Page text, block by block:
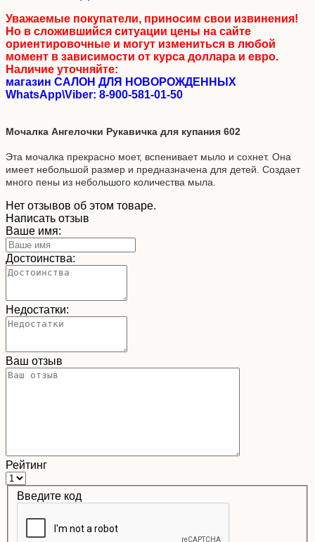
Уважаемые покупатели, приносим свои извинения!
Но в сложившийся ситуации цены на сайте
ориентировочные и могут измениться в любой
момент в зависимости от курса доллара и евро.
Наличие уточняйте:
магазин САЛОН ДЛЯ НОВОРОЖДЕННЫХ
WhatsApp\Viber: 8-900-581-01-50
Мочалка Ангелочки Рукавичка для купания 602
Эта мочалка прекрасно моет, вспенивает мыло и сохнет. Она
имеет небольшой размер и предназначена для детей. Создает
много пены из небольшого количества мыла.
Нет отзывов об этом товаре.
Написать отзыв
Ваше имя:
Достоинства:
Недостатки:
Ваш отзыв
Рейтинг
Введите код